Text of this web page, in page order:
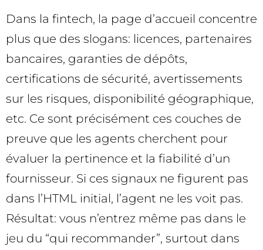
Dans la fintech, la page d’accueil concentre
plus que des slogans: licences, partenaires
bancaires, garanties de dépôts,
certifications de sécurité, avertissements
sur les risques, disponibilité géographique,
etc. Ce sont précisément ces couches de
preuve que les agents cherchent pour
évaluer la pertinence et la fiabilité d’un
fournisseur. Si ces signaux ne figurent pas
dans l’HTML initial, l’agent ne les voit pas.
Résultat: vous n’entrez même pas dans le
jeu du “qui recommander”, surtout dans